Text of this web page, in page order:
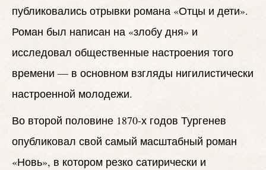
публиковались отрывки романа «Отцы и дети».
Роман был написан на «злобу дня» и
исследовал общественные настроения того
времени — в основном взгляды нигилистически
настроенной молодежи.
Во второй половине 1870-х годов Тургенев
опубликовал свой самый масштабный роман
«Новь», в котором резко сатирически и